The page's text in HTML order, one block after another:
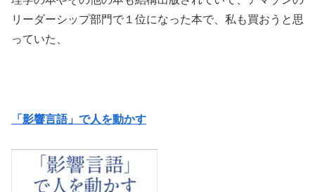
リーダーシップ部門で１位になった本で、私も買おうと思
っていた、
「影響言語」で人を動かす